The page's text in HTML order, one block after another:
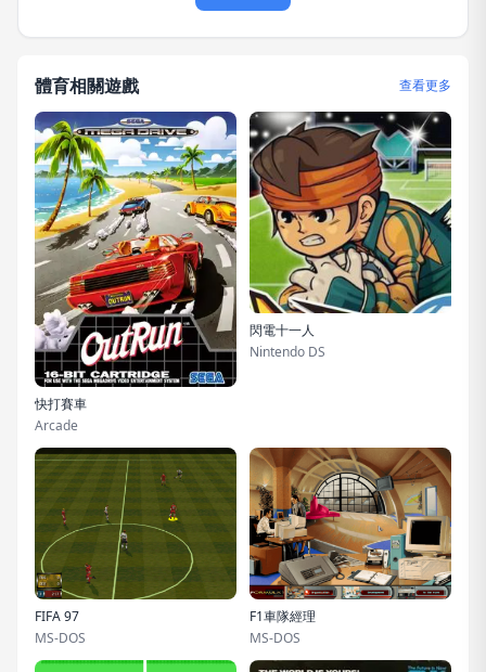
體育相關遊戲 查看更多
快打賽車
Arcade
閃電十一人
Nintendo DS
FIFA 97
MS-DOS
F1車隊經理
MS-DOS